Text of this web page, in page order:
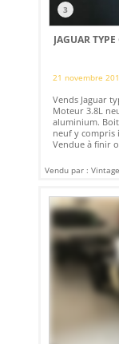
3
JAGUAR
21 novembre
Vends Jaguar
Moteur 3.8L
aluminium.
neuf y compris
Vendue à finir
Vendu par :